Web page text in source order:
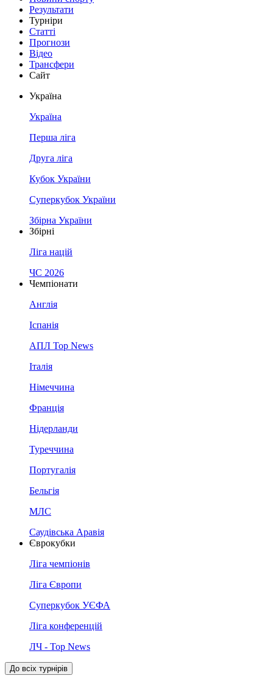
Результати
Турніри
Статті
Прогнози
Відео
Трансфери
Сайт
Україна
Україна
Перша ліга
Друга ліга
Кубок України
Суперкубок України
Збірна України
Збірні
Ліга націй
ЧС 2026
Чемпіонати
Англія
Іспанія
АПЛ Top News
Італія
Німеччина
Франція
Нідерланди
Туреччина
Португалія
Бельгія
МЛС
Саудівська Аравія
Єврокубки
Ліга чемпіонів
Ліга Європи
Суперкубок УЄФА
Ліга конференцій
ЛЧ - Top News
До всіх турнірів